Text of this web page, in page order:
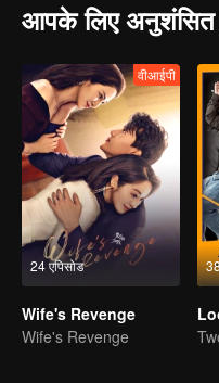
आपके लिए
24 एपिसोड
वीआईपी
Wife's Revenge
Wife's Revenge